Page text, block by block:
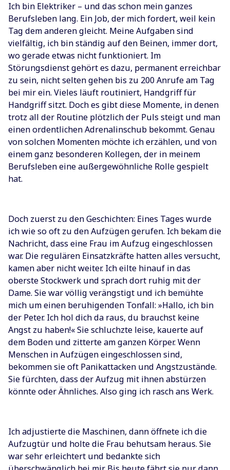
Ich bin Elektriker – und das schon mein ganzes
Berufsleben lang. Ein Job, der mich fordert, weil kein
Tag dem anderen gleicht. Meine Aufgaben sind
vielfältig, ich bin ständig auf den Beinen, immer dort,
wo gerade etwas nicht funktioniert. Im
Störungsdienst gehört es dazu, permanent erreichbar
zu sein, nicht selten gehen bis zu 200 Anrufe am Tag
bei mir ein. Vieles läuft routiniert, Handgriff für
Handgriff sitzt. Doch es gibt diese Momente, in denen
trotz all der Routine plötzlich der Puls steigt und man
einen ordentlichen Adrenalinschub bekommt. Genau
von solchen Momenten möchte ich erzählen, und von
einem ganz besonderen Kollegen, der in meinem
Berufsleben eine außergewöhnliche Rolle gespielt
hat.
Doch zuerst zu den Geschichten: Eines Tages wurde
ich wie so oft zu den Aufzügen gerufen. Ich bekam die
Nachricht, dass eine Frau im Aufzug eingeschlossen
war. Die regulären Einsatzkräfte hatten alles versucht,
kamen aber nicht weiter. Ich eilte hinauf in das
oberste Stockwerk und sprach dort ruhig mit der
Dame. Sie war völlig verängstigt und ich bemühte
mich um einen beruhigenden Tonfall: »Hallo, ich bin
der Peter. Ich hol dich da raus, du brauchst keine
Angst zu haben!« Sie schluchzte leise, kauerte auf
dem Boden und zitterte am ganzen Körper. Wenn
Menschen in Aufzügen eingeschlossen sind,
bekommen sie oft Panikattacken und Angstzustände.
Sie fürchten, dass der Aufzug mit ihnen abstürzen
könnte oder Ähnliches. Also ging ich rasch ans Werk.
Ich adjustierte die Maschinen, dann öffnete ich die
Aufzugtür und holte die Frau behutsam heraus. Sie
war sehr erleichtert und bedankte sich